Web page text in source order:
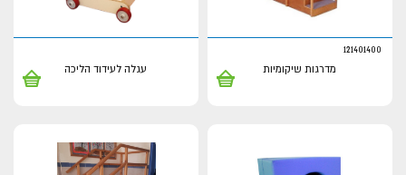
121401400
מדרגות שיקומיות עגלה לעידוד הליכה